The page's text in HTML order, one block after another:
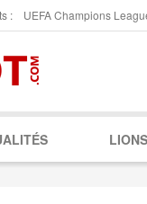
: UEFA Champions